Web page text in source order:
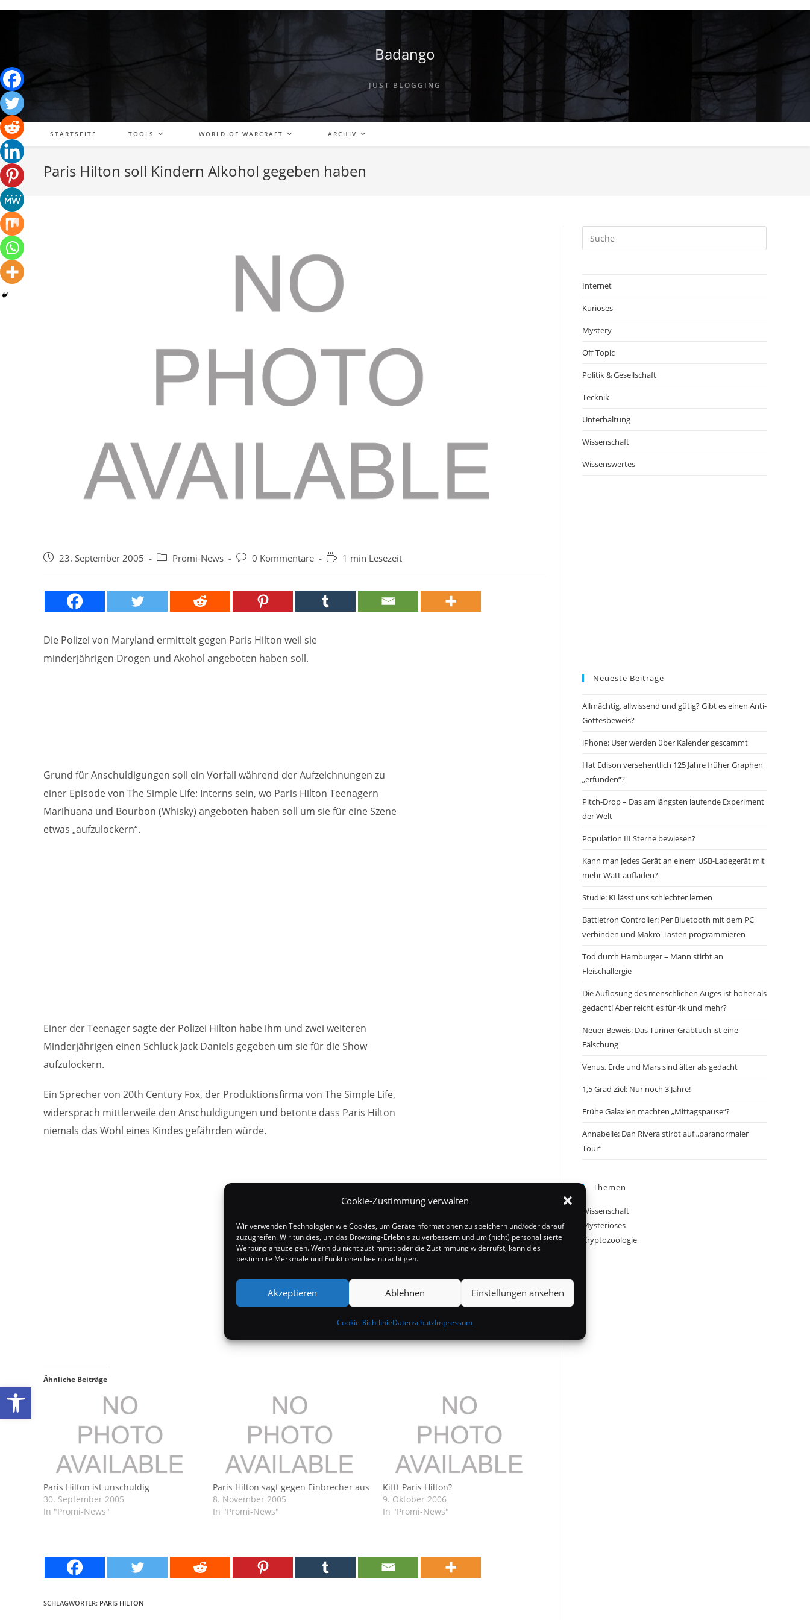
Werkzeugleiste öffnen
Cookie-Zustimmung verwalten
Wir verwenden Technologien wie Cookies, um Geräteinformationen zu speichern und/oder darauf
zuzugreifen. Wir tun dies, um das Browsing-Erlebnis zu verbessern und um (nicht) personalisierte
Werbung anzuzeigen. Wenn du nicht zustimmst oder die Zustimmung widerrufst, kann dies
bestimmte Merkmale und Funktionen beeinträchtigen.
Akzeptieren Ablehnen Einstellungen ansehen
Cookie-RichtlinieDatenschutzImpressum
Badango
JUST BLOGGING
STARTSEITE TOOLS WORLD OF WARCRAFT ARCHIV
Paris Hilton soll Kindern Alkohol gegeben haben
Beitrag23. September 2005
Beitrags-
Promi-News
Beitrags-
0 Kommentare Lesedauer:
1 min Lesezeit
Die Polizei von Maryland ermittelt gegen Paris Hilton weil sie
minderjährigen Drogen und Akohol angeboten haben soll.
Grund für Anschuldigungen soll ein Vorfall während der Aufzeichnungen zu
einer Episode von The Simple Life: Interns sein, wo Paris Hilton Teenagern
Marihuana und Bourbon (Whisky) angeboten haben soll um sie für eine Szene
etwas „aufzulockern“.
Einer der Teenager sagte der Polizei Hilton habe ihm und zwei weiteren
Minderjährigen einen Schluck Jack Daniels gegeben um sie für die Show
aufzulockern.
Ein Sprecher von 20th Century Fox, der Produktionsfirma von The Simple Life,
widersprach mittlerweile den Anschuldigungen und betonte dass Paris Hilton
niemals das Wohl eines Kindes gefährden würde.
Ähnliche Beiträge
Paris Hilton ist unschuldig
30. September 2005
In "Promi-News"
Paris Hilton sagt gegen Einbrecher aus
8. November 2005
In "Promi-News"
Kifft Paris Hilton?
9. Oktober 2006
In "Promi-News"
SCHLAGWÖRTER: PARIS HILTON
Internet
Kurioses
Mystery
Off Topic
Politik & Gesellschaft
Tecknik
Unterhaltung
Wissenschaft
Wissenswertes
Neueste Beiträge
Allmächtig, allwissend und gütig? Gibt es einen Anti-
Gottesbeweis?
iPhone: User werden über Kalender gescammt
Hat Edison versehentlich 125 Jahre früher Graphen
„erfunden“?
Pitch-Drop – Das am längsten laufende Experiment
der Welt
Population III Sterne bewiesen?
Kann man jedes Gerät an einem USB-Ladegerät mit
mehr Watt aufladen?
Studie: KI lässt uns schlechter lernen
Battletron Controller: Per Bluetooth mit dem PC
verbinden und Makro-Tasten programmieren
Tod durch Hamburger – Mann stirbt an
Fleischallergie
Die Auflösung des menschlichen Auges ist höher als
gedacht! Aber reicht es für 4k und mehr?
Neuer Beweis: Das Turiner Grabtuch ist eine
Fälschung
Venus, Erde und Mars sind älter als gedacht
1,5 Grad Ziel: Nur noch 3 Jahre!
Frühe Galaxien machten „Mittagspause“?
Annabelle: Dan Rivera stirbt auf „paranormaler
Tour“
Themen
Wissenschaft
Mysteriöses
Kryptozoologie